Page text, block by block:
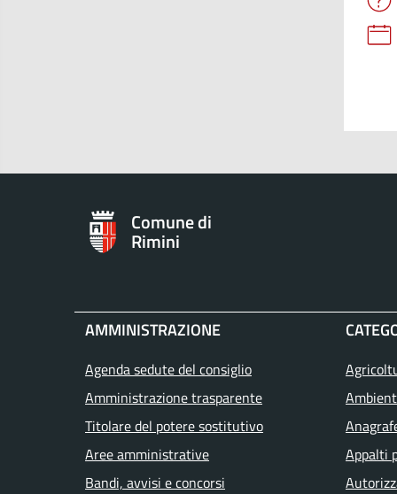
Comune di
Rimini
AMMINISTRAZIONE
Agenda sedute del consiglio
Amministrazione trasparente
Titolare del potere sostitutivo
Aree amministrative
Bandi, avvisi e concorsi
Appalti